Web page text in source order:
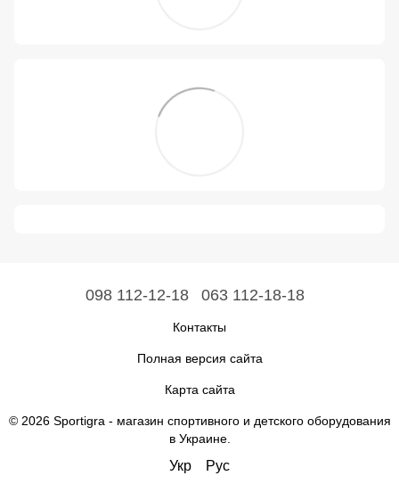
098 112-12-18 063 112-18-18
Контакты
Полная версия сайта
Карта сайта
© 2026 Sportigra - магазин спортивного и детского оборудования
в Украине.
Укр Рус